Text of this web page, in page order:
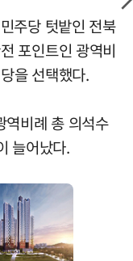
주당 텃밭인 전북
포인트인 광역비
을 선택했다.
역비례 총 의석수
늘어났다.